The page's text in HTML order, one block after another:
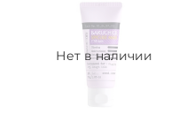
Нет в наличии